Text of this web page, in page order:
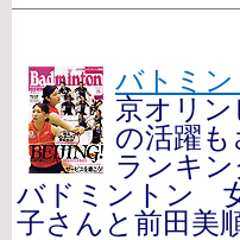
バトミ
京オリ
の活躍
ランキ
バドミントン
子さんと前田美